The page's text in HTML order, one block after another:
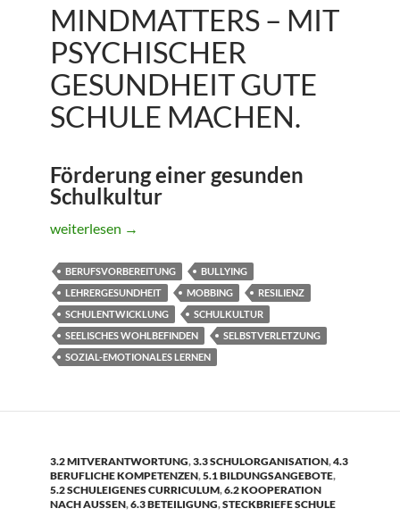
MINDMATTERS – MIT
PSYCHISCHER
GESUNDHEIT GUTE
SCHULE MACHEN.
Förderung einer gesunden
Schulkultur
MindMatters – Mit psychischer Gesundheit gute Schule
weiterlesen →
BERUFSVORBEREITUNG
BULLYING
LEHRERGESUNDHEIT
MOBBING
RESILIENZ
SCHULENTWICKLUNG
SCHULKULTUR
SEELISCHES WOHLBEFINDEN
SELBSTVERLETZUNG
SOZIAL-EMOTIONALES LERNEN
3.2 MITVERANTWORTUNG,3.3 SCHULORGANISATION,4.3
BERUFLICHE KOMPETENZEN,5.1 BILDUNGSANGEBOTE,
5.2 SCHULEIGENES CURRICULUM,6.2 KOOPERATION
NACH AUSSEN ,6.3 BETEILIGUNG,STECKBRIEFE SCHULE